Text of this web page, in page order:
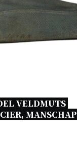
VELDMUTS
MANSCHAP